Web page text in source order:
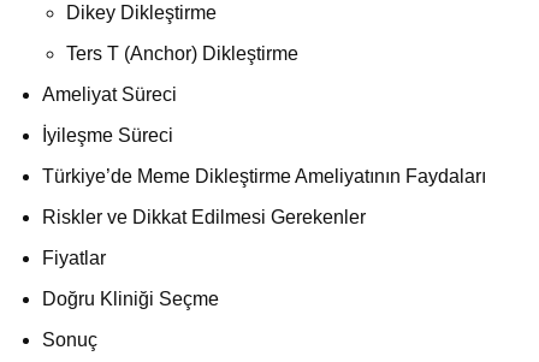
Dikey Dikleştirme
Ters T (Anchor) Dikleştirme
Ameliyat Süreci
İyileşme Süreci
Türkiye’de Meme Dikleştirme Ameliyatının Faydaları
Riskler ve Dikkat Edilmesi Gerekenler
Fiyatlar
Doğru Kliniği Seçme
Sonuç